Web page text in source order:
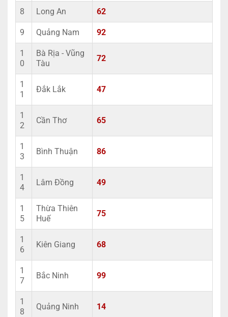
8 Long An 62
9 Quảng Nam 92
1
0
Bà Rịa - Vũng
Tàu
72
1
1
Đắk Lắk 47
1
2
Cần Thơ 65
1
3
Bình Thuận 86
1
4
Lâm Đồng 49
1
5
Thừa Thiên
Huế
75
1
6
Kiên Giang 68
1
7
Bắc Ninh 99
1
8
Quảng Ninh 14